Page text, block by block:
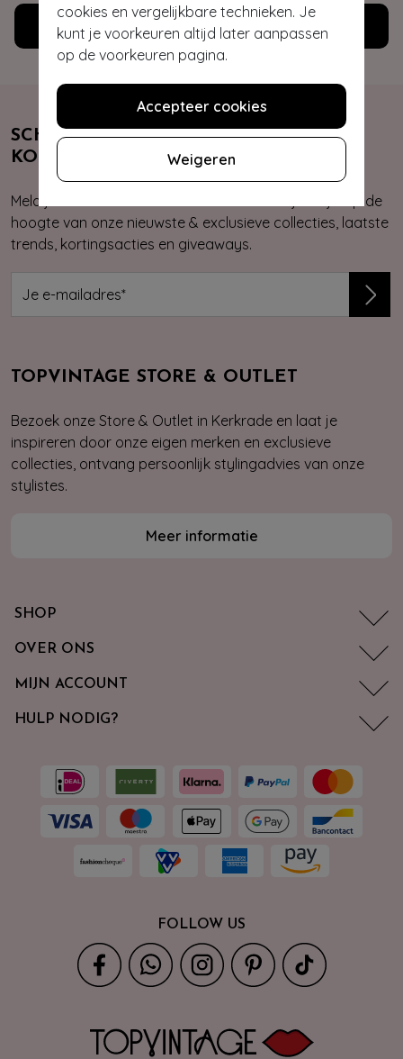
cookies en vergelijkbare technieken. Je
kunt je voorkeuren altijd later aanpassen
op de voorkeuren pagina.
Accepteer cookies
Weigeren
Klantenservice
SCHRIJF JE NU IN & ONTVANG 10%
KORTING
Meld je aan voor onze nieuwsbrief. Zo ben je altijd op de
hoogte van onze nieuwste & exclusieve collecties, laatste
trends, kortingsacties en giveaways.
TOPVINTAGE STORE & OUTLET
Bezoek onze Store & Outlet in Kerkrade en laat je
inspireren door onze eigen merken en exclusieve
collecties, ontvang persoonlijk stylingadvies van onze
stylistes.
Meer informatie
SHOP
OVER ONS
MIJN ACCOUNT
HULP NODIG?
FOLLOW US